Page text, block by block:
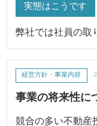
実態はこうです
弊社では社員の取
事業の将来性に
経営方針・事業内容
競合の多い不動産